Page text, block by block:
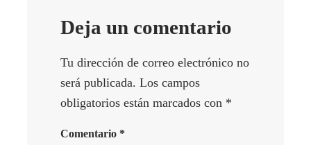
Deja un comentario
Tu dirección de correo electrónico no
será publicada. Los campos
obligatorios están marcados con *
Comentario *